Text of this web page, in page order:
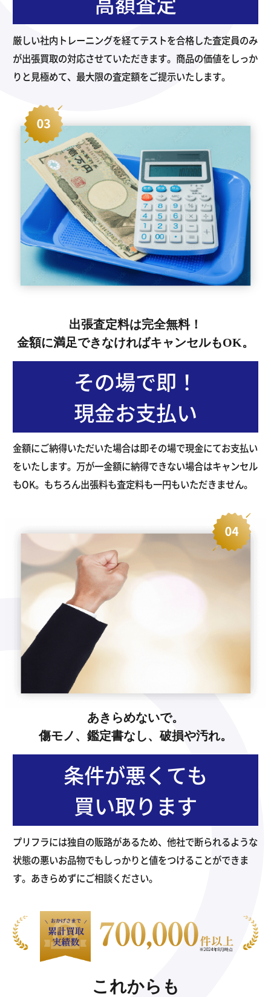
厳しい社内トレーニングを経てテストを合格した査定員のみ
が出張買取の対応させていただきます。商品の価値をしっか
りと見極めて、最大限の査定額をご提示いたします。
出張査定料は完全無料！
金額に満足できなければキャンセルもOK。
その場で即！
現金お支払い
金額にご納得いただいた場合は即その場で現金にてお支払い
をいたします。万が一金額に納得できない場合はキャンセル
もOK。もちろん出張料も査定料も一円もいただきません。
あきらめないで。
傷モノ、鑑定書なし、破損や汚れ。
条件が悪くても
買い取ります
プリフラには独自の販路があるため、他社で断られるような
状態の悪いお品物でもしっかりと値をつけることができま
す。あきらめずにご相談ください。
これからも